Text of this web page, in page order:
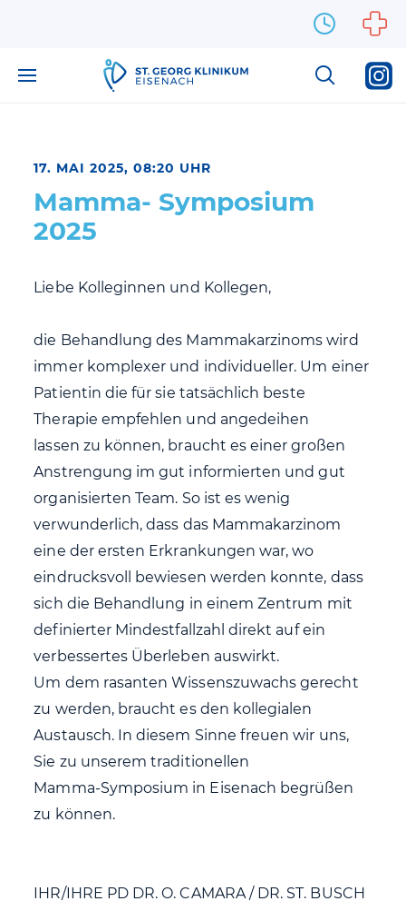
17. MAI 2025, 08:20 UHR
Mamma- Symposium
2025
Liebe Kolleginnen und Kollegen,
die Behandlung des Mammakarzinoms wird
immer komplexer und individueller. Um einer
Patientin die für sie tatsächlich beste
Therapie empfehlen und angedeihen
lassen zu können, braucht es einer großen
Anstrengung im gut informierten und gut
organisierten Team. So ist es wenig
verwunderlich, dass das Mammakarzinom
eine der ersten Erkrankungen war, wo
eindrucksvoll bewiesen werden konnte, dass
sich die Behandlung in einem Zentrum mit
definierter Mindestfallzahl direkt auf ein
verbessertes Überleben auswirkt.
Um dem rasanten Wissenszuwachs gerecht
zu werden, braucht es den kollegialen
Austausch. In diesem Sinne freuen wir uns,
Sie zu unserem traditionellen
Mamma-Symposium in Eisenach begrüßen
zu können.
IHR/IHRE PD DR. O. CAMARA / DR. ST. BUSCH